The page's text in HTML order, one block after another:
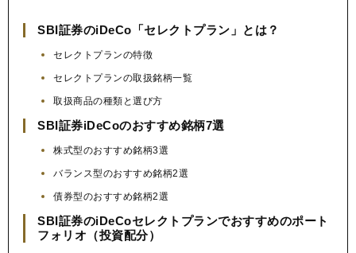
SBI証券のiDeCo「セレクトプラン」とは？
セレクトプランの特徴
セレクトプランの取扱銘柄一覧
取扱商品の種類と選び方
SBI証券iDeCoのおすすめ銘柄7選
株式型のおすすめ銘柄3選
バランス型のおすすめ銘柄2選
債券型のおすすめ銘柄2選
SBI証券のiDeCoセレクトプランでおすすめのポート
フォリオ（投資配分）